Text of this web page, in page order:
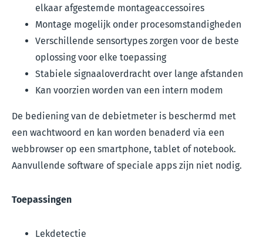
elkaar afgestemde montageaccessoires
Montage mogelijk onder procesomstandigheden
Verschillende sensortypes zorgen voor de beste
oplossing voor elke toepassing
Stabiele signaaloverdracht over lange afstanden
Kan voorzien worden van een intern modem
De bediening van de debietmeter is beschermd met
een wachtwoord en kan worden benaderd via een
webbrowser op een smartphone, tablet of notebook.
Aanvullende software of speciale apps zijn niet nodig.
Toepassingen
Lekdetectie